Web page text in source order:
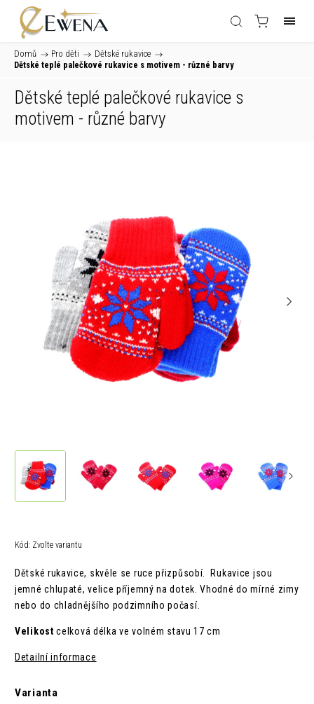
Domů / Pro děti / Dětské rukavice /
Dětské teplé palečkové rukavice s motivem - různé barvy
Dětské teplé palečkové rukavice s
motivem - různé barvy
Kód: Zvolte variantu
Dětské rukavice, skvěle se ruce přizpůsobí. Rukavice jsou
jemné chlupaté, velice příjemný na dotek. Vhodné do mírné zimy
nebo do chladnějšího podzimního počasí.
Velikostcelková délka ve volném stavu 17 cm
Detailní informace
Varianta